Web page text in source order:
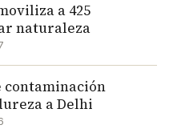
a 425
naturaleza
contaminación
a Delhi